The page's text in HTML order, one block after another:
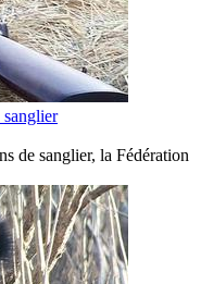
sanglier
de sanglier, la Fédération